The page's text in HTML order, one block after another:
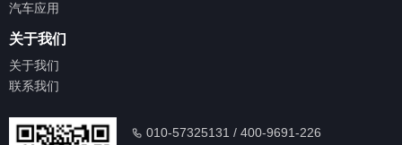
汽车应用
关于我们
关于我们
联系我们
010-57325131 / 400-9691-226